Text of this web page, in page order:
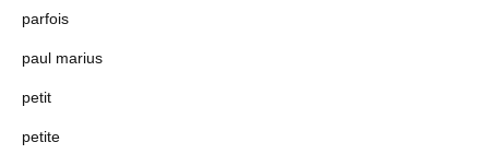
parfois
paul marius
petit
petite